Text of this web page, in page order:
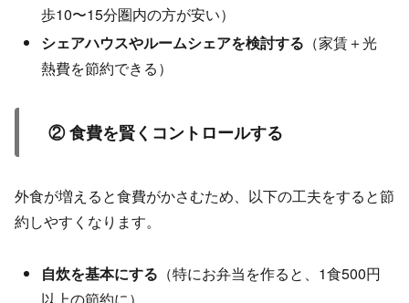
歩10〜15分圏内の方が安い）
シェアハウスやルームシェアを検討する （家賃＋光
熱費を節約できる）
② 食費を賢くコントロールする
外食が増えると食費がかさむため、以下の工夫をすると節
約しやすくなります。
自炊を基本にする （特にお弁当を作ると、1食500円
以上の節約に）